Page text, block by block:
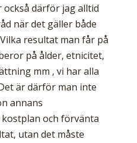
därför jag alltid
när det gäller både
resultat man får på
på ålder, etnicitet,
mm , vi har alla
är därför man inte
annans
och förvänta
utan det måste